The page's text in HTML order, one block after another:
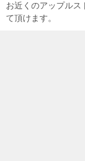
お近くのアップルス
て頂けます。